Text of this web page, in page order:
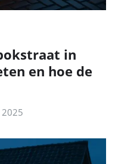
in
en hoe de